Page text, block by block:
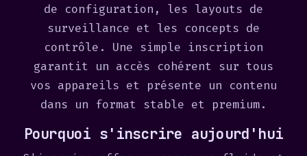
de configuration, les layouts de
surveillance et les concepts de
contrôle. Une simple inscription
garantit un accès cohérent sur tous
vos appareils et présente un contenu
dans un format stable et premium.
Pourquoi s'inscrire aujourd'hui